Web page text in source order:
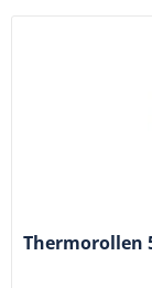
Thermorollen